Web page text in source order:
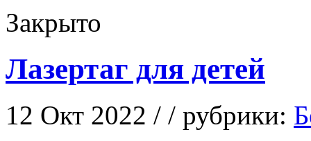
Закрыто
Лазертаг для детей
12 Окт 2022 / / рубрики: